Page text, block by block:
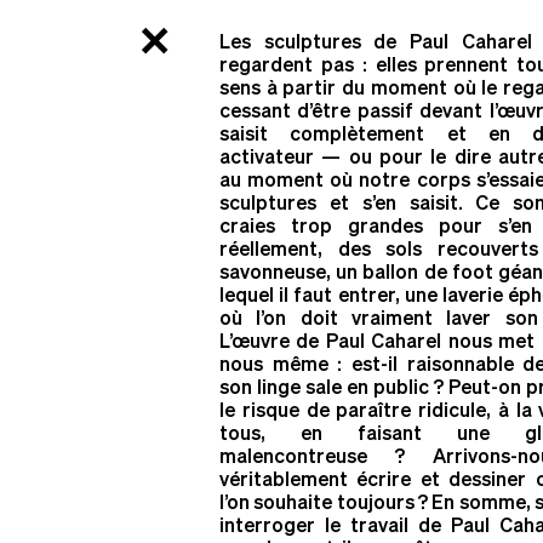
ART CONTEMPORAIN EN NORMANDIE
Traverses
Cette
la
donné pour
l’infinité
création .
liste .↺
×
Les sculptures de Paul
regardent pas : elles prennent
sens à partir du moment où le
cessant d’être passif devant
saisit complètement et en
activateur — ou pour le dire
au moment où notre corps
sculptures et s’en saisit. Ce
craies trop grandes pour s’en
réellement, des sols recouverts
savonneuse, un ballon de foot
lequel il faut entrer, une laverie
où l’on doit vraiment laver son
L’œuvre de Paul Caharel nous
nous même : est-il raisonnable
son linge sale en public ? Peut-on
le risque de paraître ridicule, à la
tous, en faisant une
malencontreuse ? Arrivons-
véritablement écrire et dessiner
l’on souhaite toujours ? En somme,
interroger le travail de Paul